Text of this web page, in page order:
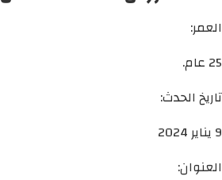
العمر:
25 عام.
تاريخ الحدث:
9 يناير 2024
العنوان: